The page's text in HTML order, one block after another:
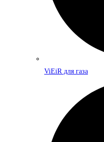
ViEiR для газа